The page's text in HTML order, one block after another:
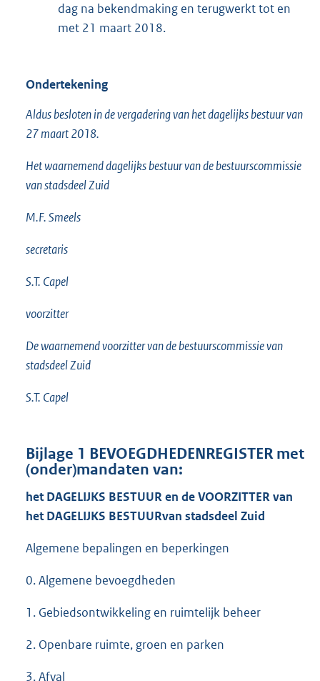
dag na bekendmaking en terugwerkt tot en
met 21 maart 2018.
Ondertekening
Aldus besloten in de vergadering van het dagelijks bestuur van
27 maart 2018.
Het waarnemend dagelijks bestuur van de bestuurscommissie
van stadsdeel Zuid
M.F. Smeels
secretaris
S.T. Capel
voorzitter
De waarnemend voorzitter van de bestuurscommissie van
stadsdeel Zuid
S.T. Capel
Bijlage 1 BEVOEGDHEDENREGISTERmet
(onder)mandaten van:
het DAGELIJKS BESTUUR en de VOORZITTER van
het DAGELIJKS BESTUURvan stadsdeel Zuid
Algemene bepalingen en beperkingen
0. Algemene bevoegdheden
1. Gebiedsontwikkeling en ruimtelijk beheer
2. Openbare ruimte, groen en parken
3. Afval